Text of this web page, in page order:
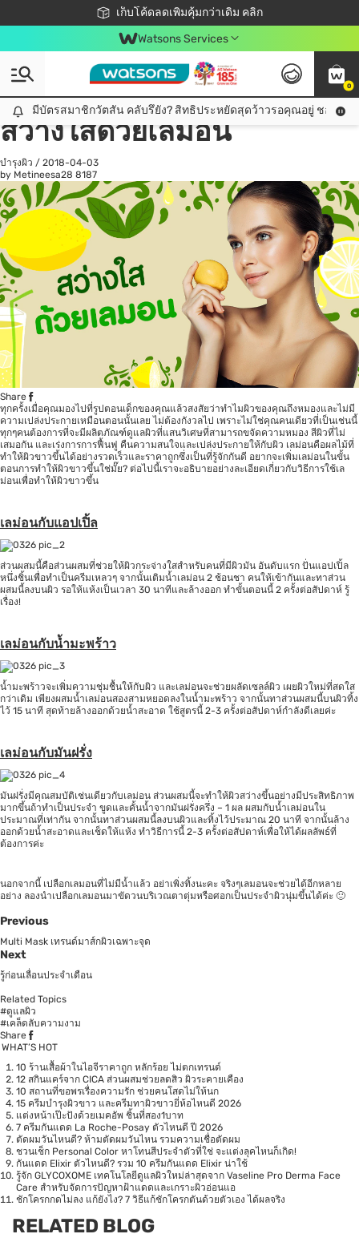
เก็บโค้ดลดเพิ่มคุ้มกว่าเดิม คลิก
ชอปออนไลน์ครั้งแรก ลดเพิ่มจุก ๆ 10%! 🎉
📦ส่งฟรี! เมื่อชอป 499฿
สมาชิกวัตสัน คลับดียังไง?
Watsons Services
0
มีบัตรสมาชิกวัตสัน คลับรึยัง? สิทธิประหยัดสุดว้าวรอคุณอยู่ ชอปคุ้มกว่าเดิม คลิก!
มีบัตรสมาชิกวัตสัน คลับรึยัง? สิทธิประหยัดสุดว้าวรอคุณอยู่ ชอปคุ้มก
All
ดูแลสุขภาพ
สว่างใสด้วยเลมอน
บำรุงผิว / 2018-04-03
by Metineesa28 8187
Share
ทุกครั้งเมื่อคุณมองไปที่รูปตอนเด็กของคุณแล้วสงสัยว่าทำไมผิวของคุณถึงหมองและไม่มี
ความเปล่งประกายเหมือนตอนนั้นเลย ไม่ต้องกังวลไป เพราะไม่ใช่คุณคนเดียวที่เป็นเช่นนี้
ทุกๆคนต้องการที่จะมีผลิตภัณฑ์ดูแลผิวที่แสนวิเศษที่สามารถขจัดความหมอง สีผิวที่ไม่
เสมอกัน และเร่งการการฟื้นฟู คืนความสนใจและเปล่งประกายให้กับผิว เลม่อนคือผลไม้ที่
ทำให้ผิวขาวขึ้นได้อย่างรวดเร็วและราคาถูกซึ่งเป็นที่รู้จักกันดี อยากจะเพิ่มเลม่อนในขั้น
ตอนการทำให้ผิวขาวขึ้นใช่มั๊ย? ต่อไปนี้เราจะอธิบายอย่างละเอียดเกี่ยวกับวิธีการใช้เล
ม่อนเพื่อทำให้ผิวขาวขึ้น
เลม่อนกับแอปเปิ้ล
ส่วนผสมนี้คือส่วนผสมที่ช่วยให้ผิวกระจ่างใสสำหรับคนที่มีผิวมัน อันดับแรก ปั่นแอปเปิ้ล
หนึ่งชิ้นเพื่อทำเป็นครีมเหลวๆ จากนั้นเติมน้ำเลม่อน 2 ช้อนชา คนให้เข้ากันและทาส่วน
ผสมนี้ลงบนผิว รอให้แห้งเป็นเวลา 30 นาทีและล้างออก ทำขั้นตอนนี้ 2 ครั้งต่อสัปดาห์ รู้
เรื่อง!
เลม่อนกับน้ำมะพร้าว
น้ำมะพร้าวจะเพิ่มความชุ่มชื้นให้กับผิว และเลม่อนจะช่วยผลัดเซลล์ผิว เผยผิวใหม่ที่สดใส
กว่าเดิม เพียงผสมน้ำเลม่อนสองสามหยอดลงในน้ำมะพร้าว จากนั้นทาส่วนผสมนี้บนผิวทิ้ง
ไว้ 15 นาที สุดท้ายล้างออกด้วยน้ำสะอาด ใช้สูตรนี้ 2-3 ครั้งต่อสัปดาห์กำลังดีเลยค่ะ
เลม่อนกับมันฝรั่ง
มันฝรั่งมีคุณสมบัติเช่นเดียวกับเลม่อน ส่วนผสมนี้จะทำให้ผิวสว่างขึ้นอย่างมีประสิทธิภาพ
มากขึ้นถ้าทำเป็นประจำ ขูดและคั้นน้ำจากมันฝรั่งครึ่ง – 1 ผล ผสมกับน้ำเลม่อนใน
ประมาณที่เท่ากัน จากนั้นทาส่วนผสมนี้ลงบนผิวและทิ้งไว้ประมาณ 20 นาที จากนั้นล้าง
ออกด้วยน้ำสะอาดและเช็ดให้แห้ง ทำวิธีการนี้ 2-3 ครั้งต่อสัปดาห์เพื่อให้ได้ผลลัพธ์ที่
ต้องการค่ะ
นอกจากนี้ เปลือกเลมอนที่ไม่มีน้ำแล้ว อย่าเพิ่งทิ้งนะคะ จริงๆเลมอนจะช่วยได้อีกหลาย
อย่าง ลองนำเปลือกเลมอนมาขัดวนบริเวณตาตุ่มหรือศอกเป็นประจำผิวนุ่มขึ้นได้ค่ะ 🙂
Previous
Multi Mask เทรนด์มาส์กผิวเฉพาะจุด
Next
รู้ก่อนเลื่อนประจำเดือน
Related Topics
#ดูแลผิว
#เคล็ดลับความงาม
Share
WHAT’S HOT
10 ร้านเสื้อผ้าในไอจีราคาถูก หลักร้อย ไม่ตกเทรนด์
12 สกินแคร์จาก CICA ส่วนผสมช่วยลดสิว ผิวระคายเคือง
10 สถานที่ขอพรเรื่องความรัก ช่วยคนโสดไม่ให้นก
15 ครีมบำรุงผิวขาว และครีมทาผิวขาวยี่ห้อไหนดี 2026
แต่งหน้าเป๊ะปังด้วยเมคอัพ ชิ้นที่สอง1บาท
7 ครีมกันแดด La Roche-Posay ตัวไหนดี ปี 2026
ตัดผมวันไหนดี? ห้ามตัดผมวันไหน รวมความเชื่อตัดผม
ชวนเช็ก Personal Color หาโทนสีประจำตัวที่ใช่ จะแต่งลุคไหนก็เกิด!
กันแดด Elixir ตัวไหนดี? รวม 10 ครีมกันแดด Elixir น่าใช้
รู้จัก GLYCOXOME เทคโนโลยีดูแลผิวใหม่ล่าสุดจาก Vaseline Pro Derma Face
Care สำหรับจัดการปัญหาฝ้าแดดและเกราะผิวอ่อนแอ
ชักโครกกดไม่ลง แก้ยังไง? 7 วิธีแก้ชักโครกตันด้วยตัวเอง ได้ผลจริง
RELATED BLOG